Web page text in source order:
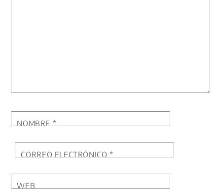
NOMBRE *
CORREO ELECTRÓNICO*
WEB